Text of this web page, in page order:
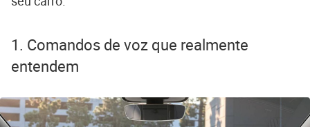
1. Comandos de voz que realmente
entendem